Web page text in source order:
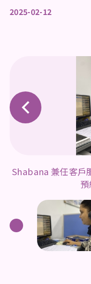
2025-02-12
Shabana 兼任客戶